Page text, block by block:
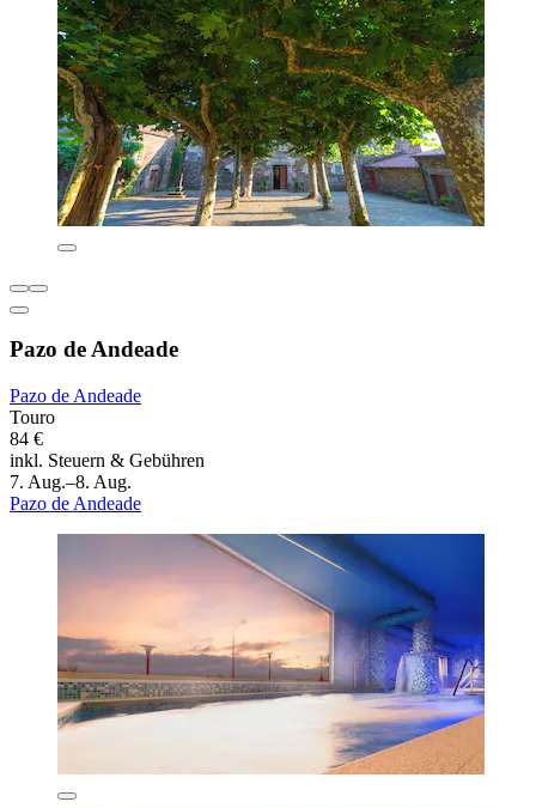
Pazo de Andeade
Pazo de Andeade
Touro
84 €
inkl. Steuern & Gebühren
7. Aug.–8. Aug.
Pazo de Andeade